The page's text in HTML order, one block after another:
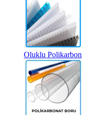
Oluklu Polikarbon